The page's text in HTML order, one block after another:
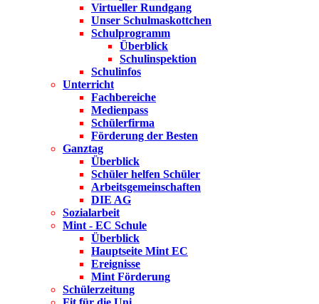
Virtueller Rundgang
Unser Schulmaskottchen
Schulprogramm
Überblick
Schulinspektion
Schulinfos
Unterricht
Fachbereiche
Medienpass
Schülerfirma
Förderung der Besten
Ganztag
Überblick
Schüler helfen Schüler
Arbeitsgemeinschaften
DIE AG
Sozialarbeit
Mint - EC Schule
Überblick
Hauptseite Mint EC
Ereignisse
Mint Förderung
Schülerzeitung